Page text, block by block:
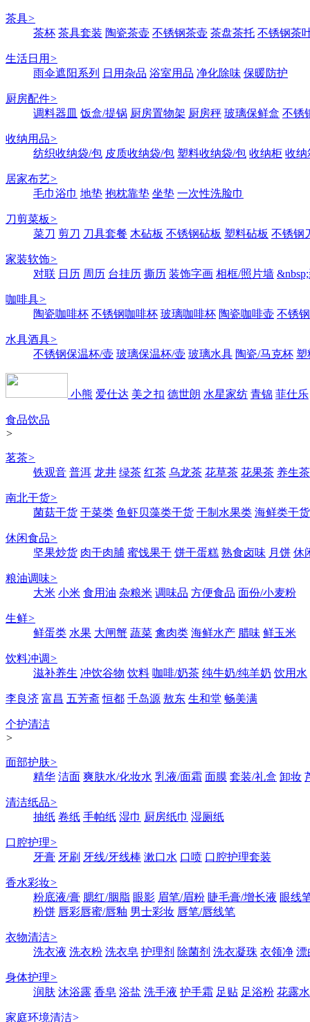
茶具>
茶杯 茶具套装 陶瓷茶壶 不锈钢茶壶 茶盘茶托 不锈钢茶
生活日用 >
雨伞遮阳系列
日用杂品 浴室用品 净化除味 保暖防护
厨房配件>
调料器皿 饭盒/提锅 厨房置物架 厨房秤 玻璃保鲜盒 不锈
收纳用品>
纺织收纳袋/包 皮质收纳袋/包 塑料收纳袋/包 收纳柜 收纳
居家布艺>
毛巾浴巾 地垫 抱枕靠垫 坐垫 一次性洗脸巾
刀剪菜板>
菜刀 剪刀 刀具套餐 木砧板 不锈钢砧板 塑料砧板 不锈钢
家装软饰>
对联 日历 周历 台挂历 撕历 装饰字画 相框/照片墙
咖啡具>
陶瓷咖啡杯 不锈钢咖啡杯 玻璃咖啡杯 陶瓷咖啡壶 不锈
水具酒具>
不锈钢保温杯/壶 玻璃保温杯/壶 玻璃水具 陶瓷/马克杯 塑
小熊 爱仕达 美之扣 德世朗 水星家纺 青锦 菲仕乐
食品饮品
>
茗茶>
铁观音 普洱 龙井 绿茶 红茶 乌龙茶 花草茶 花果茶 养生茶
南北干货>
菌菇干货 干菜类 鱼虾贝藻类干货 干制水果类 海鲜类干货
休闲食品>
坚果炒货 肉干肉脯 蜜饯果干 饼干蛋糕 熟食卤味 月饼 休
粮油调味>
大米 小米 食用油 杂粮米 调味品 方便食品 面份/小麦粉
生鲜>
鲜蛋类 水果 大闸蟹 蔬菜 禽肉类 海鲜水产 腊味 鲜玉米
饮料冲调>
滋补养生 冲饮谷物 饮料 咖啡/奶茶 纯牛奶/纯羊奶 饮用水
李良济 富昌 五芳斋 恒都 千岛源 敖东 生和堂 畅美满
个护清洁
>
面部护肤>
精华 洁面 爽肤水/化妆水 乳液/面霜 面膜 套装/礼盒 卸妆
清洁纸品>
抽纸 卷纸 手帕纸 湿巾 厨房纸巾 湿厕纸
口腔护理>
牙膏 牙刷 牙线/牙线棒 漱口水 口喷 口腔护理套装
香水彩妆>
粉底液/膏 腮红/胭脂 眼影 眉笔/眉粉 睫毛膏/增长液 眼线
粉饼 唇彩唇蜜/唇釉 男士彩妆 唇笔/唇线笔
衣物清洁>
洗衣液 洗衣粉 洗衣皂 护理剂 除菌剂 洗衣凝珠 衣领净 漂
身体护理>
润肤 沐浴露 香皂 浴盐 洗手液 护手霜 足贴 足浴粉 花露水
家庭环境清洁>